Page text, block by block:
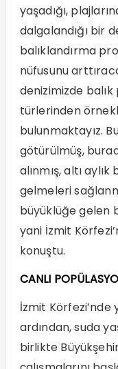
yaşadığı,
dalgalandığı bir
balıklandırma
nüfusunu
denizimizde
türlerinden
bulunmaktayız.
götürülmüş,
alınmış, altı
gelmeleri
büyüklüğe gelen
yani İzmit
konuştu.
CANLI
İzmit Körfezi’nde
ardından, suda
birlikte